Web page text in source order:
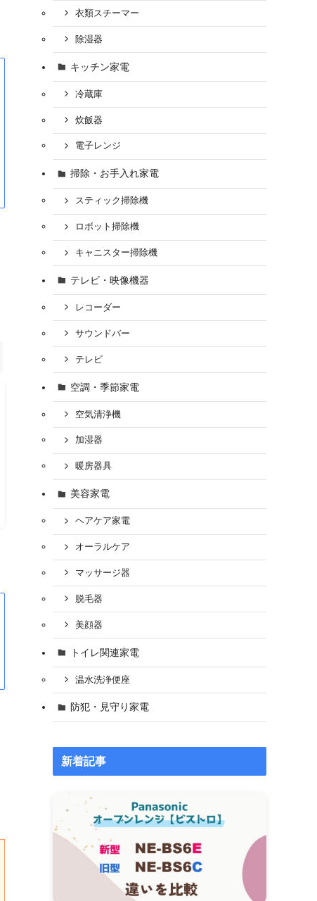
衣類スチーマー
除湿器
キッチン家電
冷蔵庫
炊飯器
電子レンジ
掃除・お手入れ家電
スティック掃除機
ロボット掃除機
キャニスター掃除機
テレビ・映像機器
レコーダー
サウンドバー
テレビ
空調・季節家電
空気清浄機
加湿器
暖房器具
美容家電
ヘアケア家電
オーラルケア
マッサージ器
脱毛器
美顔器
トイレ関連家電
温水洗浄便座
防犯・見守り家電
新着記事